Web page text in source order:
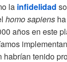
la infidelidad
homo sapiens
años en este
tenido